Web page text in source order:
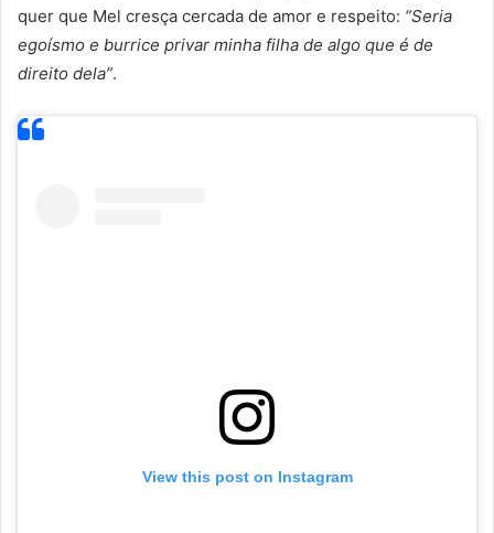
quer que Mel cresça cercada de amor e respeito: “Seria
egoísmo e burrice privar minha filha de algo que é de
direito dela”.
View this post on Instagram